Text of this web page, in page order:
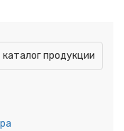
каталог продукции